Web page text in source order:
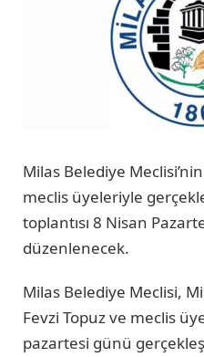
Milas Belediye
meclis üyeleriyle
toplantısı 8 Nisan
düzenlenecek.
Milas Belediye Meclisi,
Fevzi Topuz ve meclis
pazartesi günü